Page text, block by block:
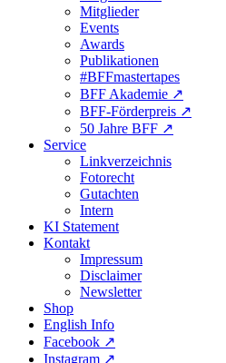
Mitglieder
Events
Awards
Publikationen
#BFFmastertapes
BFF Akademie ↗︎
BFF-Förderpreis ↗︎
50 Jahre BFF ↗︎
Service
Linkverzeichnis
Fotorecht
Gutachten
Intern
KI Statement
Kontakt
Impressum
Disclaimer
Newsletter
Shop
English Info
Facebook ↗︎
Instagram ↗︎